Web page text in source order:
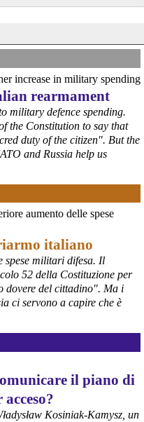
una kundgebung (raduno)
(Ricordare - Memoria -
della Pace nel
è iniziata con il suono della
della bomba su Hiroshima.
pace si terrà presso il
è iniziata alle 8:00 con una
da una meditazione
per la pace nel pomeriggio.
documentari al Neues
di ricordo con il
Maschteich.
anniversario di Hiroshima
grandi città e piccole
increase in military spending
rearmament
military defence spending.
the Constitution to say that
duty of the citizen". But the
and Russia help us
aumento delle spese
italiano
militari difesa. Il
52 della Costituzione per
dovere del cittadino". Ma i
ci servono a capire che è
il piano di
Kosiniak-Kamysz, un